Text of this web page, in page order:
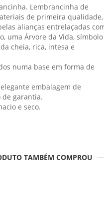
Lembrancinha de
de primeira qualidade,
alianças entrelaçadas
uma Árvore da Vida, símbolo
cheia, rica, intesa e
numa base em forma de
embalagem de
de garantia.
e seco.
TAMBÉM COMPROU